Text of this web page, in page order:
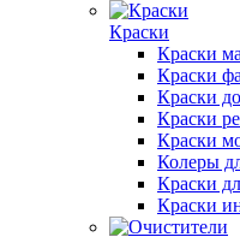
Краски
Краски
Краски
Краски
Краски
Краски
Колеры
Краски
Краски